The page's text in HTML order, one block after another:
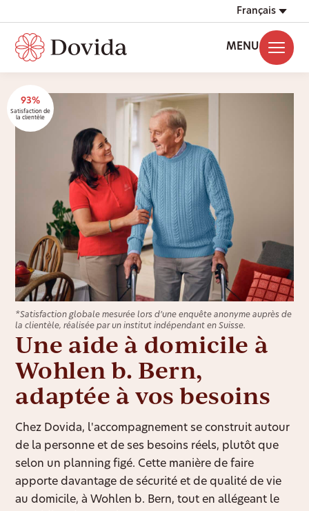
Français
MENU
93%
Satisfaction de
la clientèle
*Satisfaction globale mesurée lors d’une enquête anonyme auprès de
la clientèle, réalisée par un institut indépendant en Suisse.
Une aide à domicile à
Wohlen b. Bern,
adaptée à vos besoins
Chez Dovida, l'accompagnement se construit autour
de la personne et de ses besoins réels, plutôt que
selon un planning figé. Cette manière de faire
apporte davantage de sécurité et de qualité de vie
au domicile, à Wohlen b. Bern, tout en allégeant le